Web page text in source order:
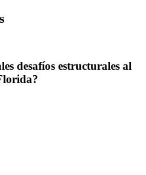
desafíos estructurales al